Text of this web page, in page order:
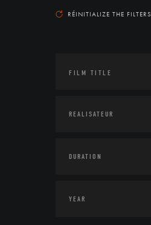
RÉINITIALIZE THE FILTERS